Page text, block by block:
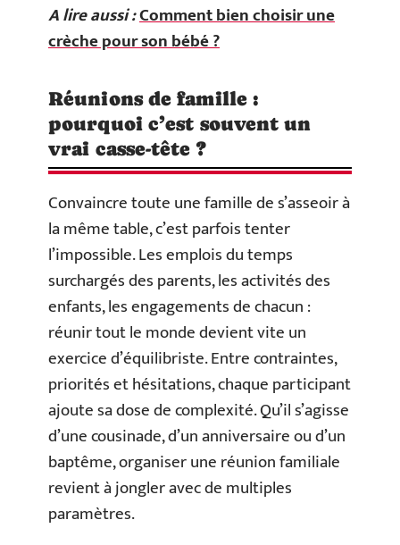
A lire aussi :Comment bien choisir une
crèche pour son bébé ?
Réunions de famille :
pourquoi c’est souvent un
vrai casse-tête ?
Convaincre toute une famille de s’asseoir à
la même table, c’est parfois tenter
l’impossible. Les emplois du temps
surchargés des parents, les activités des
enfants, les engagements de chacun :
réunir tout le monde devient vite un
exercice d’équilibriste. Entre contraintes,
priorités et hésitations, chaque participant
ajoute sa dose de complexité. Qu’il s’agisse
d’une cousinade, d’un anniversaire ou d’un
baptême, organiser une réunion familiale
revient à jongler avec de multiples
paramètres.